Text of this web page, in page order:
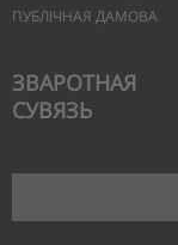
ПУБЛІЧНАЯ ДАМОВА
ЗВАРОТНАЯ
СУВЯЗЬ